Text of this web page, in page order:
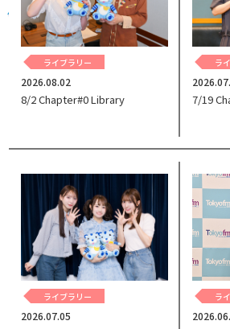
ライブラリー
2026.08.02
8/2 Chapter#0 Library
ラ
7/19
ライブラリー
2026.07.05
ラ